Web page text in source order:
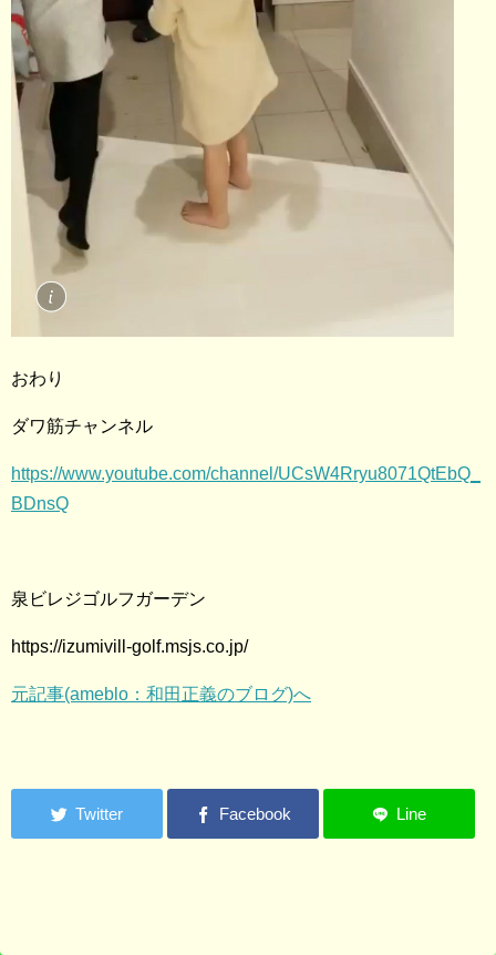
おわり
ダワ筋チャンネル
https://www.youtube.com/channel/UCsW4Rryu8071QtEbQ_
BDnsQ
泉ビレジゴルフガーデン
https://izumivill-golf.msjs.co.jp/
元記事(ameblo：和田正義のブログ)へ